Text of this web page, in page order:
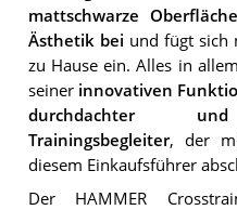
mattschwarze
Ästhetik bei und fügt sich
zu Hause ein. Alles in
seiner innovativen
durchdachter und
Trainingsbegleiter, der
diesem Einkaufsführer
Der HAMMER